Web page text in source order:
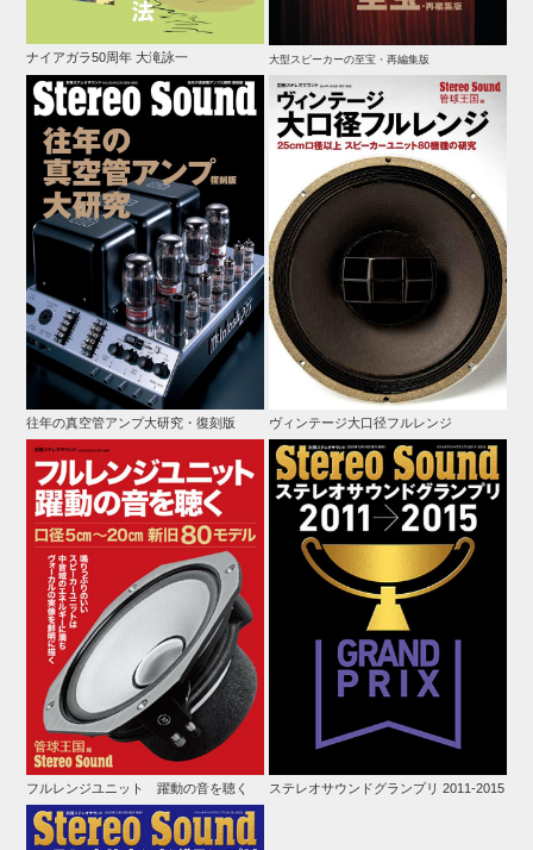
ナイアガラ50周年 大滝詠一 大型スピーカーの至宝・再編集版
往年の真空管アンプ大研究・復刻版 ヴィンテージ大口径フルレンジ
フルレンジユニット 躍動の音を聴く ステレオサウンドグランプリ 2011-2015